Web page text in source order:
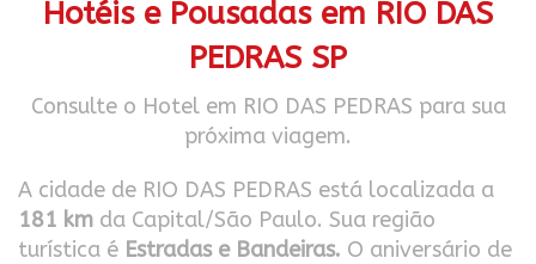
Hotéis e Pousadas em RIO DAS
PEDRAS SP
Consulte o Hotel em RIO DAS PEDRAS para sua
próxima viagem.
A cidade de RIO DAS PEDRAS está localizada a
181 km da Capital/São Paulo. Sua região
turística é Estradas e Bandeiras. O aniversário de